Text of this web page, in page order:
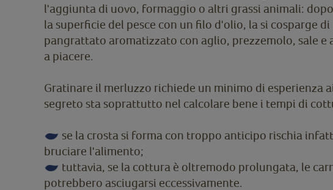
l'aggiunta di uovo, formaggio o altri grassi animali:
la superficie del pesce con un filo d'olio, la si cosparge di
pangrattato aromatizzato con aglio, prezzemolo, sale e
a piacere.
Gratinare il merluzzo richiede un minimo di esperienza
segreto sta soprattutto nel calcolare bene i tempi di
se la crosta si forma con troppo anticipo rischia
bruciare l'alimento;
tuttavia, se la cottura è oltremodo prolungata, le
potrebbero asciugarsi eccessivamente.